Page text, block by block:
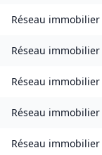
Réseau immobilier
Réseau immobilier
Réseau immobilier
Réseau immobilier
Réseau immobilier